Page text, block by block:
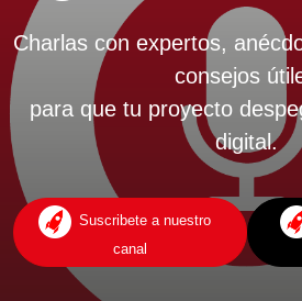
Charlas con expertos,
consejos
para que tu proyecto
digital.
Suscribete a nuestro
canal